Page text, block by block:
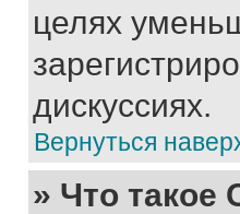
целях
дискуссиях.
Вернуться
» Что такое